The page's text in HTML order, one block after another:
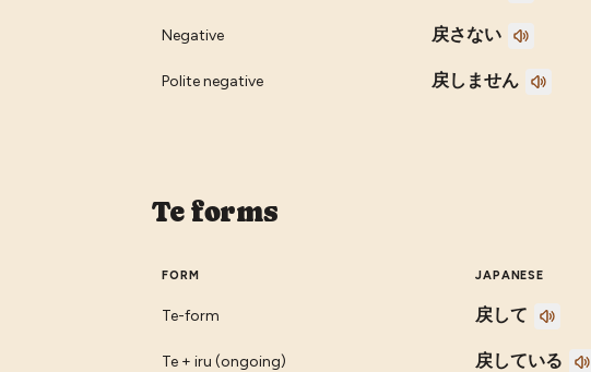
Negative 戻さない
Polite negative 戻しません
Te forms
FORM JAPANESE
Te-form 戻して
Te + iru (ongoing) 戻している